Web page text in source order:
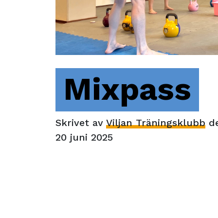
Mixpass
Skrivet av Viljan Träningsklubb
20 juni 2025